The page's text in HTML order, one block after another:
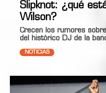
Slipknot: ¿qué
Wilson?
Crecen los rumores
del histórico DJ de la
NOTICIAS